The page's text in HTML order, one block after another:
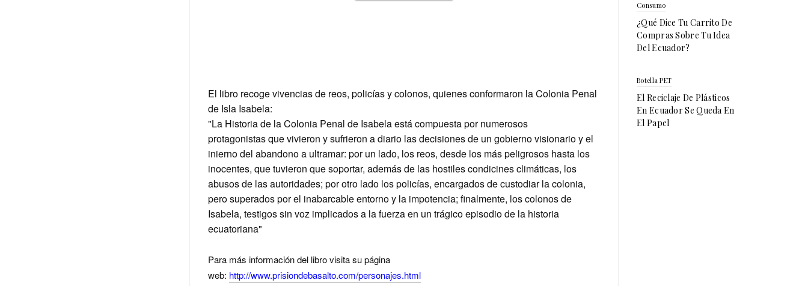
El libro recoge vivencias de reos, policías y colonos, quienes conformaron la Colonia Penal
de Isla Isabela:
"La Historia de la Colonia Penal de Isabela está compuesta por numerosos
protagonistasque vivieron y sufrieron a diario las decisiones de un gobierno visionario y el
inierno del abandono a ultramar: por un lado, los reos, desde los más peligrosos hasta los
inocentes, que tuvieron que soportar, además de las hostiles condicines climáticas, los
abusos de las autoridades; por otro lado los policías, encargados de custodiar la colonia,
pero superados por el inabarcable entorno y la impotencia; finalmente, los colonos de
Isabela, testigos sin voz implicados a la fuerza en un trágico episodio de la historia
ecuatoriana"
Para más información del libro visita su página
web: http://www.prisiondebasalto.com/personajes.html
Consumo
¿Qué Dice Tu Carrito De
Compras Sobre Tu Idea
Del Ecuador?
Botella PET
El Reciclaje De Plásticos
En Ecuador Se Queda En
El Papel